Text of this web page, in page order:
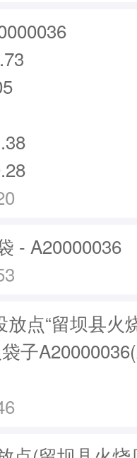
- A20000036
点“留坝县火
子